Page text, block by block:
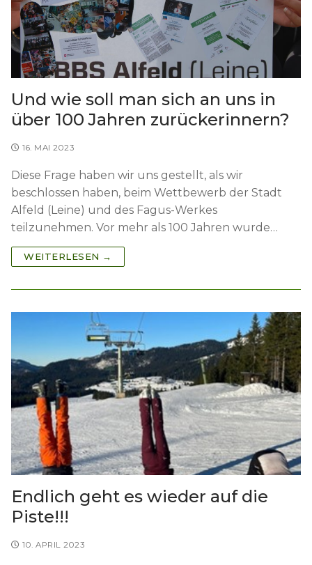
Und wie soll man sich an uns in
über 100 Jahren zurückerinnern?
16. MAI 2023
Diese Frage haben wir uns gestellt, als wir
beschlossen haben, beim Wettbewerb der Stadt
Alfeld (Leine) und des Fagus-Werkes
teilzunehmen. Vor mehr als 100 Jahren wurde…
WEITERLESEN →
Endlich geht es wieder auf die
Piste!!!
10. APRIL 2023